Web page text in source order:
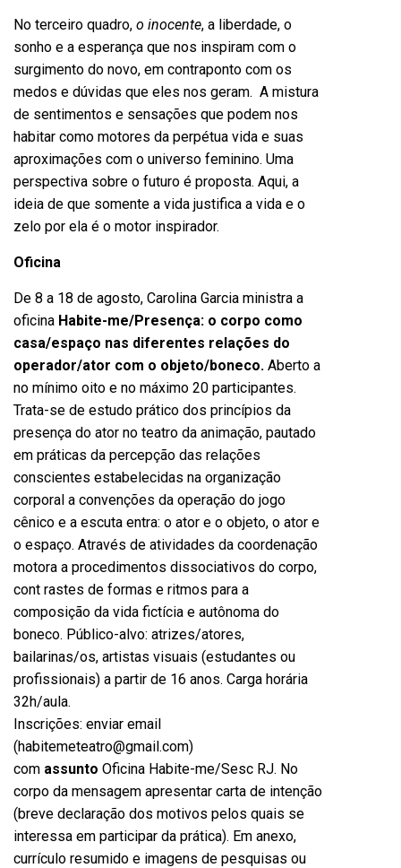
No terceiro quadro, o inocente, a liberdade, o
sonho e a esperança que nos inspiram com o
surgimento do novo, em contraponto com os
medos e dúvidas que eles nos geram. A mistura
de sentimentos e sensações que podem nos
habitar como motores da perpétua vida e suas
aproximações com o universo feminino. Uma
perspectiva sobre o futuro é proposta. Aqui, a
ideia de que somente a vida justifica a vida e o
zelo por ela é o motor inspirador.
Oficina
De 8 a 18 de agosto, Carolina Garcia ministra a
oficina Habite-me/Presença: o corpo como
casa/espaço nas diferentes relações do
operador/ator com o objeto/boneco. Aberto a
no mínimo oito e no máximo 20 participantes.
Trata-se de estudo prático dos princípios da
presença do ator no teatro da animação, pautado
em práticas da percepção das relações
conscientes estabelecidas na organização
corporal a convenções da operação do jogo
cênico e a escuta entra: o ator e o objeto, o ator e
o espaço. Através de atividades da coordenação
motora a procedimentos dissociativos do corpo,
cont rastes de formas e ritmos para a
composição da vida fictícia e autônoma do
boneco. Público-alvo: atrizes/atores,
bailarinas/os, artistas visuais (estudantes ou
profissionais) a partir de 16 anos. Carga horária
32h/aula.
Inscrições: enviar email
(habitemeteatro@gmail.com)
com assunto Oficina Habite-me/Sesc RJ. No
corpo da mensagem apresentar carta de intenção
(breve declaração dos motivos pelos quais se
interessa em participar da prática). Em anexo,
currículo resumido e imagens de pesquisas ou